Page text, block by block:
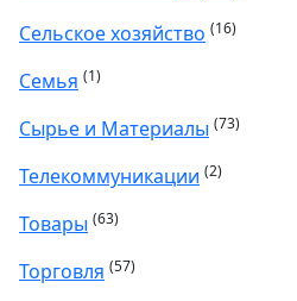
Сельское хозяйство (16)
Семья (1)
Сырье и Материалы (73)
Телекоммуникации (2)
Товары (63)
Торговля (57)